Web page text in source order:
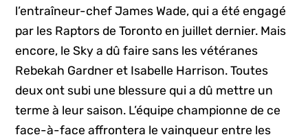
l’entraîneur-chef James Wade, qui a été engagé
par les Raptors de Toronto en juillet dernier. Mais
encore, le Sky a dû faire sans les vétéranes
Rebekah Gardner et Isabelle Harrison. Toutes
deux ont subi une blessure qui a dû mettre un
terme à leur saison. L’équipe championne de ce
face-à-face affrontera le vainqueur entre les